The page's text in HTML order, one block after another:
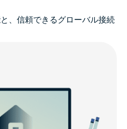
、信頼できるグローバル接続